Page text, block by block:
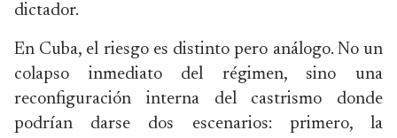
dictador.
En Cuba, el riesgo es distinto pero análogo. No un
colapso inmediato del régimen, sino una
reconfiguración interna del castrismo donde
podrían darse dos escenarios: primero, la